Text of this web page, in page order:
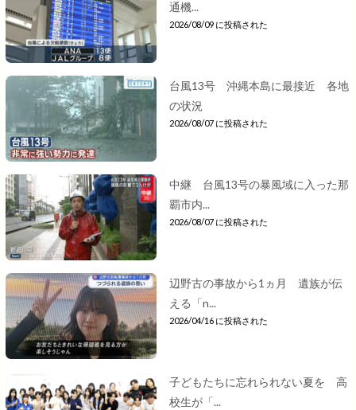
通機...
2026/08/09 に投稿された
台風13号 沖縄本島に最接近 各地
の状況
2026/08/07 に投稿された
中継 台風13号の暴風域に入った那
覇市内...
2026/08/07 に投稿された
辺野古の事故から1ヵ月 遺族が伝
える「n...
2026/04/16 に投稿された
子どもたちに忘れられない夏を 高
校生が「...